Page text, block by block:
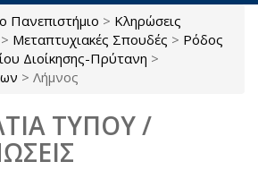
Πανεπιστήμιο > Κληρώσεις
> Μεταπτυχιακές Σπουδές > Ρόδος
Διοίκησης-Πρύτανη >
> Λήμνος
ΤΥΠΟΥ /